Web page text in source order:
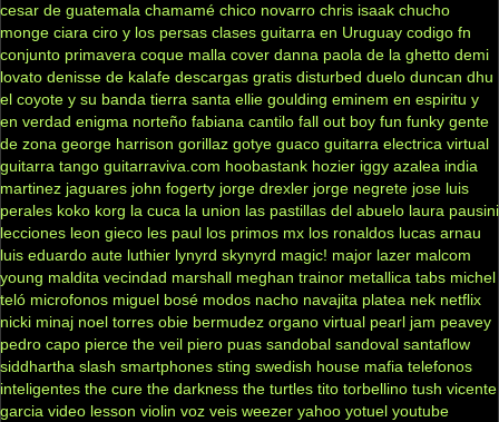
cesar de guatemala chamamé chico novarro chris isaak chucho
monge ciara ciro y los persas clases guitarra en Uruguay codigo fn
conjunto primavera coque malla cover danna paola de la ghetto demi
lovato denisse de kalafe descargas gratis disturbed duelo duncan dhu
el coyote y su banda tierra santa ellie goulding eminem en espiritu y
en verdad enigma norteño fabiana cantilo fall out boy fun funky gente
de zona george harrison gorillaz gotye guaco guitarra electrica virtual
guitarra tango guitarraviva.com hoobastank hozier iggy azalea india
martinez jaguares john fogerty jorge drexler jorge negrete jose luis
perales koko korg la cuca la union las pastillas del abuelo laura pausini
lecciones leon gieco les paul los primos mx los ronaldos lucas arnau
luis eduardo aute luthier lynyrd skynyrd magic! major lazer malcom
young maldita vecindad marshall meghan trainor metallica tabs michel
teló microfonos miguel bosé modos nacho navajita platea nek netflix
nicki minaj noel torres obie bermudez organo virtual pearl jam peavey
pedro capo pierce the veil piero puas sandobal sandoval santaflow
siddhartha slash smartphones sting swedish house mafia telefonos
inteligentes the cure the darkness the turtles tito torbellino tush vicente
garcia video lesson violin voz veis weezer yahoo yotuel youtube